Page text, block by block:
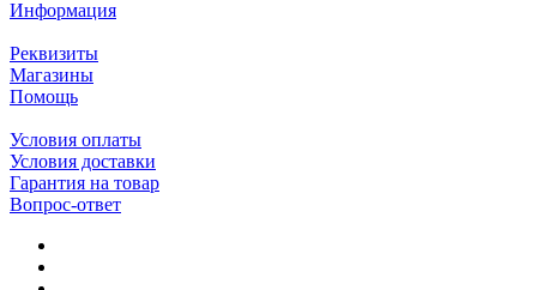
Информация
Реквизиты
Магазины
Помощь
Условия оплаты
Условия доставки
Гарантия на товар
Вопрос-ответ